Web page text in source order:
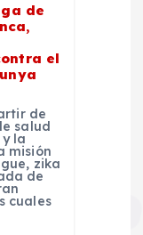
de
el
de
salud
la
misión
zika
de
cuales